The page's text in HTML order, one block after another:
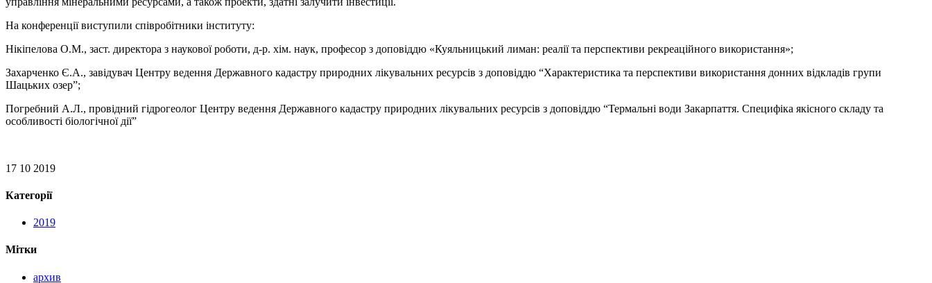
На конференції виступили співробітники інституту:
Нікіпелова О.М., заст. директора з наукової роботи, д-р. хім. наук, професор з доповіддю «Куяльницький лиман: реалії та перспективи рекреаційного використання»;
Захарченко Є.А., завідувач Центру ведення Державного кадастру природних лікувальних ресурсів з доповіддю “Характеристика та перспективи використання донних відкладів групи
Шацьких озер”;
Погребний А.Л., провідний гідрогеолог Центру ведення Державного кадастру природних лікувальних ресурсів з доповіддю “Термальні води Закарпаття. Специфіка якісного складу та
особливості біологічної дії”
17 10 2019
Категорії
2019
Мітки
архив